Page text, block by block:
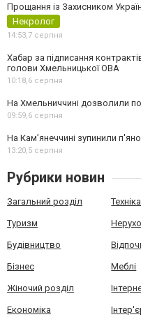
Прощання із Захисником
Некролог
14:53,7 серпня
Хабар за підписання
голови Хмельницької ОВА
10:18,6 серпня
На Хмельниччині дозволили
09:59,6 серпня
На Камʼянеччині зупинили
13:20,5 серпня
Рубрики новин
Загальний розділ Техніка
Туризм
Будівництво
Бізнес Меблі
Жіночий розділ
Економіка